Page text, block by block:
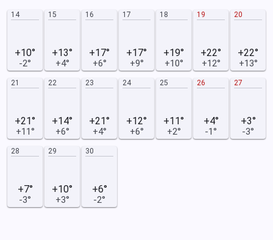
14
+10°
-2°
15
+13°
+4°
16
+17°
+6°
17
+17°
+9°
18
+19°
+10°
19
+22°
+12°
20
+22°
+13°
21
+21°
+11°
22
+14°
+6°
23
+21°
+4°
24
+12°
+6°
25
+11°
+2°
26
+4°
-1°
27
+3°
-3°
28
+7°
-3°
29
+10°
+3°
30
+6°
-2°